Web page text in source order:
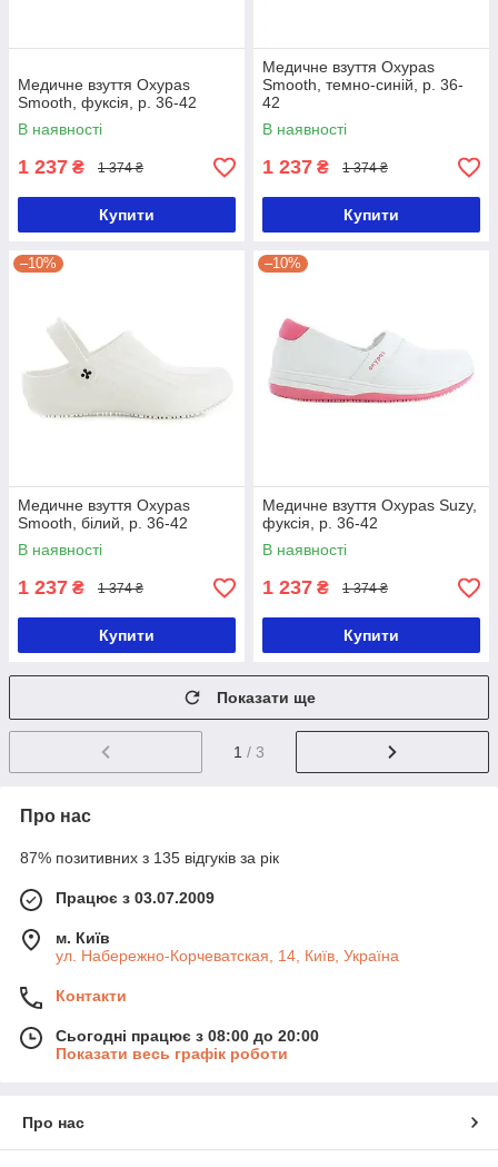
Медичне взуття Oxypas
Smooth, фуксія, р. 36-42
В наявності
1 237 ₴ 1 374 ₴
Купити
Медичне взуття Oxypas
Smooth, темно-синій, р. 36-
42
В наявності
1 237 ₴ 1 374 ₴
Купити
–10%
Медичне взуття Oxypas
Smooth, білий, р. 36-42
В наявності
1 237 ₴ 1 374 ₴
Купити
–10%
Медичне взуття Oxypas Suzy,
фуксія, р. 36-42
В наявності
1 237 ₴ 1 374 ₴
Купити
Показати ще
1 / 3
Про нас
87% позитивних з 135 відгуків за рік
Працює з 03.07.2009
м. Київ
ул. Набережно-Корчеватская, 14, Київ, Україна
Контакти
Сьогодні працює з 08:00 до 20:00
Показати весь графік роботи
Про нас